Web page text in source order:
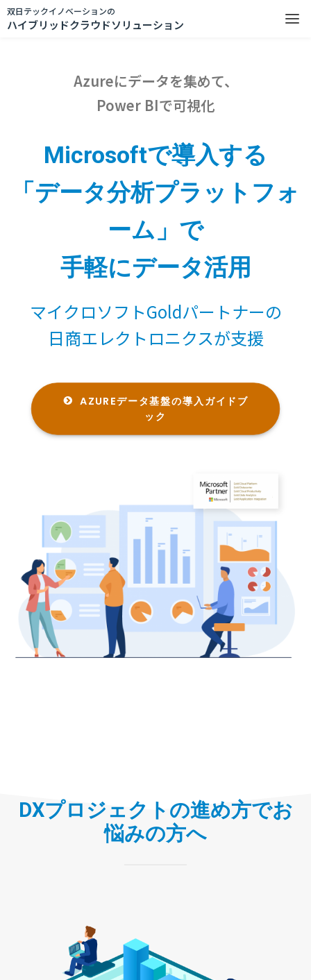
双日テックイノベーションの
ハイブリッドクラウドソリューション
Azureにデータを集めて、
Power BIで可視化
Microsoftで導入する
「データ分析プラットフォ
ーム」で
手軽にデータ活用
マイクロソフトGoldパートナーの
日商エレクトロニクスが支援
AZUREデータ基盤の導入​ガイドブ
ック
DXプロジェクトの進め方でお
悩みの方へ